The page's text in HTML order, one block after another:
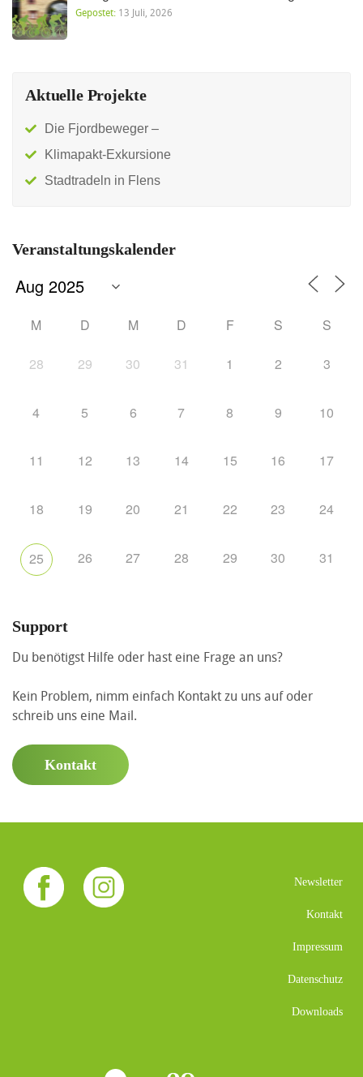
Gepostet: 13 Juli, 2026
Aktuelle Projekte
Die Fjordbeweger –
Klimapakt-Exkursione
Stadtradeln in Flens
Veranstaltungskalender
M D M D F S S
28 29 30 31 1 2 3
4 5 6 7 8 9 10
11 12 13 14 15 16 17
18 19 20 21 22 23 24
25 26 27 28 29 30 31
Support
Du benötigst Hilfe oder hast eine Frage an uns?
Kein Problem, nimm einfach Kontakt zu uns auf oder
schreib uns eine Mail.
Kontakt
Newsletter
Kontakt
Impressum
Datenschutz
Downloads